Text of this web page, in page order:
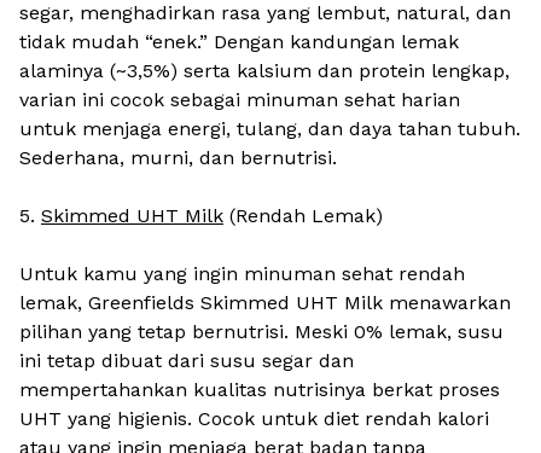
segar, menghadirkan rasa yang lembut, natural, dan
tidak mudah “enek.” Dengan kandungan lemak
alaminya (~3,5%) serta kalsium dan protein lengkap,
varian ini cocok sebagai minuman sehat harian
untuk menjaga energi, tulang, dan daya tahan tubuh.
Sederhana, murni, dan bernutrisi.
5. Skimmed UHT Milk (Rendah Lemak)
Untuk kamu yang ingin minuman sehat rendah
lemak, Greenfields Skimmed UHT Milk menawarkan
pilihan yang tetap bernutrisi. Meski 0% lemak, susu
ini tetap dibuat dari susu segar dan
mempertahankan kualitas nutrisinya berkat proses
UHT yang higienis. Cocok untuk diet rendah kalori
atau yang ingin menjaga berat badan tanpa